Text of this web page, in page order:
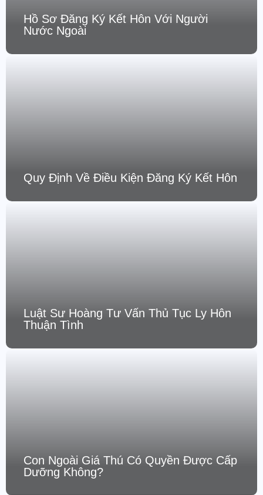
Hồ Sơ Đăng Ký Kết Hôn Với Người
Nước Ngoài
Quy Định Về Điều Kiện Đăng Ký Kết Hôn
Luật Sư Hoàng Tư Vấn Thủ Tục Ly Hôn
Thuận Tình
Con Ngoài Giá Thú Có Quyền Được Cấp
Dưỡng Không?